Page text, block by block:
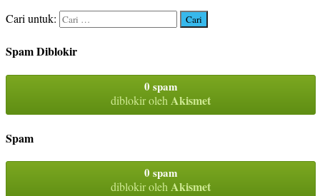
Cari untuk:
Spam Diblokir
0 spam
diblokir oleh Akismet
Spam
0 spam
diblokir olehAkismet